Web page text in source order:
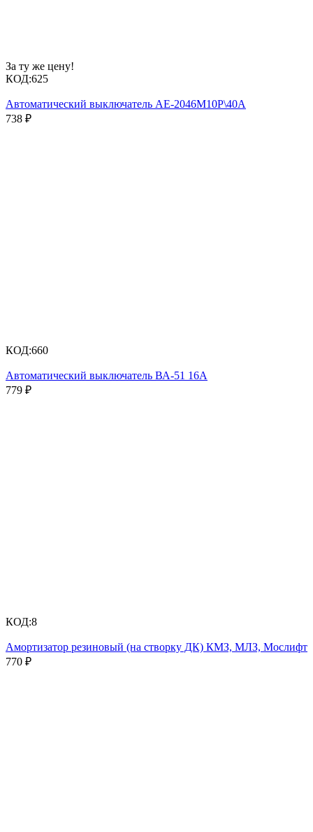
За ту же цену!
КОД:625
Автоматический выключатель АЕ-2046М10Р\40А
738 ₽
КОД:660
Автоматический выключатель ВА-51 16А
779 ₽
КОД:8
Амортизатор резиновый (на створку ДК) КМЗ, МЛЗ, Мослифт
770 ₽